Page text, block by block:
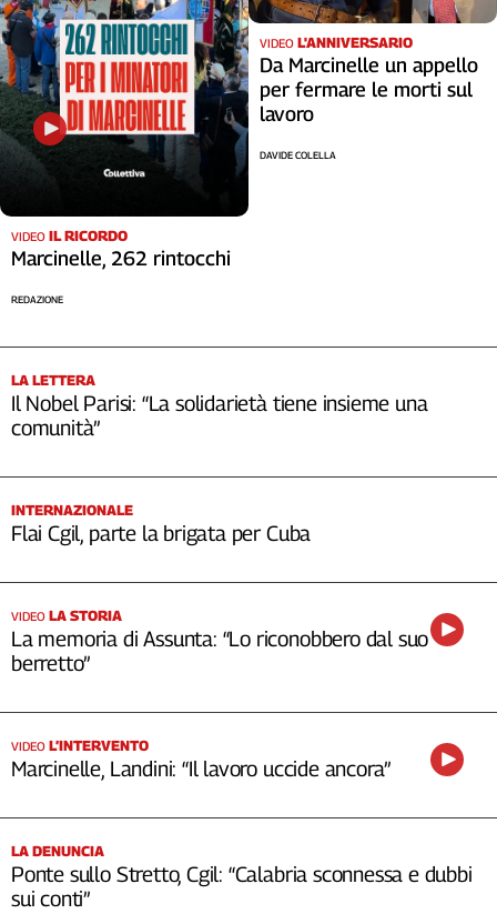
VIDEO IL RICORDO
Marcinelle, 262 rintocchi
REDAZIONE
VIDEO L'ANNIVERSARIO
Da Marcinelle un appello
per fermare le morti sul
lavoro
DAVIDE COLELLA
LA LETTERA
Il Nobel Parisi: “La solidarietà tiene insieme una
comunità”
INTERNAZIONALE
Flai Cgil, parte la brigata per Cuba
VIDEO LA STORIA
La memoria di Assunta: “Lo riconobbero dal suo
berretto”
VIDEO L’INTERVENTO
Marcinelle, Landini: “Il lavoro uccide ancora”
LA DENUNCIA
Ponte sullo Stretto, Cgil: “Calabria sconnessa e dubbi
sui conti”